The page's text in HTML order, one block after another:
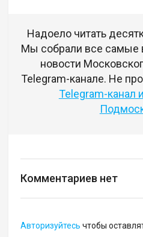
Надоело читать
Мы собрали все самые
новости
Telegram-канале. Не
Telegram-канал
Комментариев нет
Авторизуйтесь чтобы